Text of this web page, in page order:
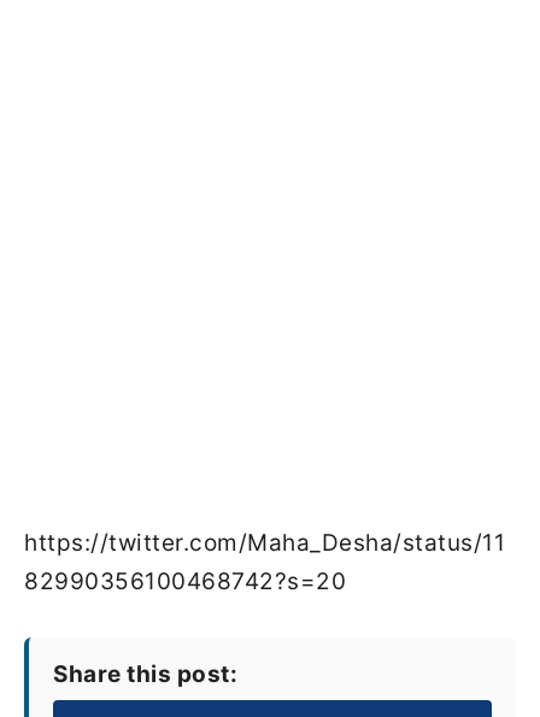
https://twitter.com/Maha_Desha/status/11
82990356100468742?s=20
Share this post: